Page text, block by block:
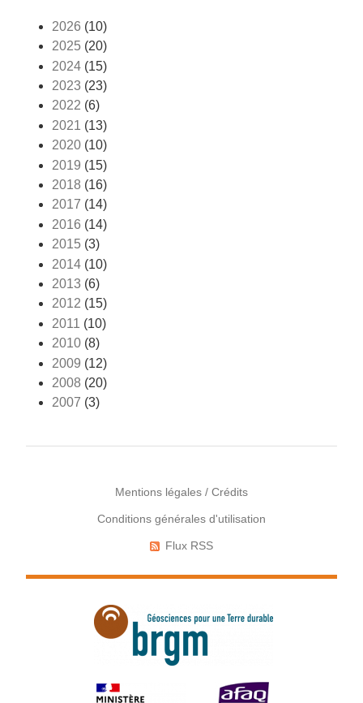
2026 (10)
2025 (20)
2024 (15)
2023 (23)
2022 (6)
2021 (13)
2020 (10)
2019 (15)
2018 (16)
2017 (14)
2016 (14)
2015 (3)
2014 (10)
2013 (6)
2012 (15)
2011 (10)
2010 (8)
2009 (12)
2008 (20)
2007 (3)
de
Mentions légales / Crédits
Conditions générales d'utilisation
Flux RSS